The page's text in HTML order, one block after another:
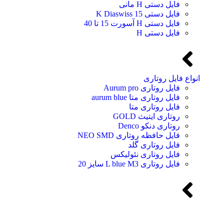
فایل دستی H مانی
فایل دستی 15 K Diaswiss
فایل دستی H آسورت 15 تا 40
فایل دستی H
انواع فایل روتاری
فایل روتاری Aurum pro
فایل روتاری متا aurum blue
فایل روتاری متا
روتاری ایتیث GOLD
روتاری دنکو Denco
فایل حافظه روتاری NEO SMD
فایل روتاری گلد
فایل روتاری نئولیکس
فایل روتاری L blue M3 سایز 20